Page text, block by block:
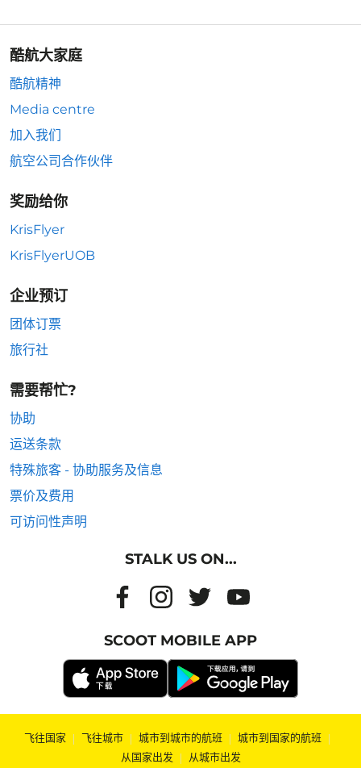
酷航大家庭
酷航精神
Media centre
加入我们
航空公司合作伙伴
奖励给你
KrisFlyer
KrisFlyerUOB
企业预订
团体订票
旅行社
需要帮忙?
协助
运送条款
特殊旅客 - 协助服务及信息
票价及费用
可访问性声明
STALK US ON...
SCOOT MOBILE APP
飞往国家 | 飞往城市 | 城市到城市的航班 | 城市到国家的航班 |
从国家出发 | 从城市出发